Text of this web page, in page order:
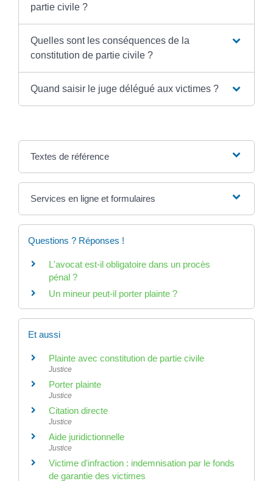
partie civile ?
Quelles sont les conséquences de la
constitution de partie civile ?
Quand saisir le juge délégué aux victimes ?
Textes de référence
Services en ligne et formulaires
Questions ? Réponses !
L'avocat est-il obligatoire dans un procès
pénal ?
Un mineur peut-il porter plainte ?
Et aussi
Plainte avec constitution de partie civile
Justice
Porter plainte
Justice
Citation directe
Justice
Aide juridictionnelle
Justice
Victime d'infraction : indemnisation par le fonds
de garantie des victimes